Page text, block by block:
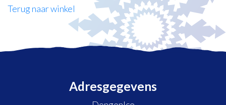
Terug naar winkel
Adresgegevens